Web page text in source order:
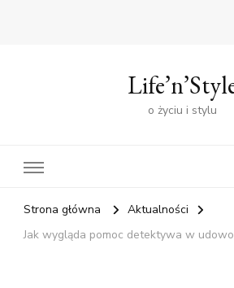
o życiu i stylu
Strona główna
Aktualności
Jak wygląda pomoc detektywa w